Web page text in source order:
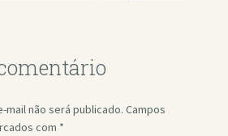
mail não será publicado. Campos
com *